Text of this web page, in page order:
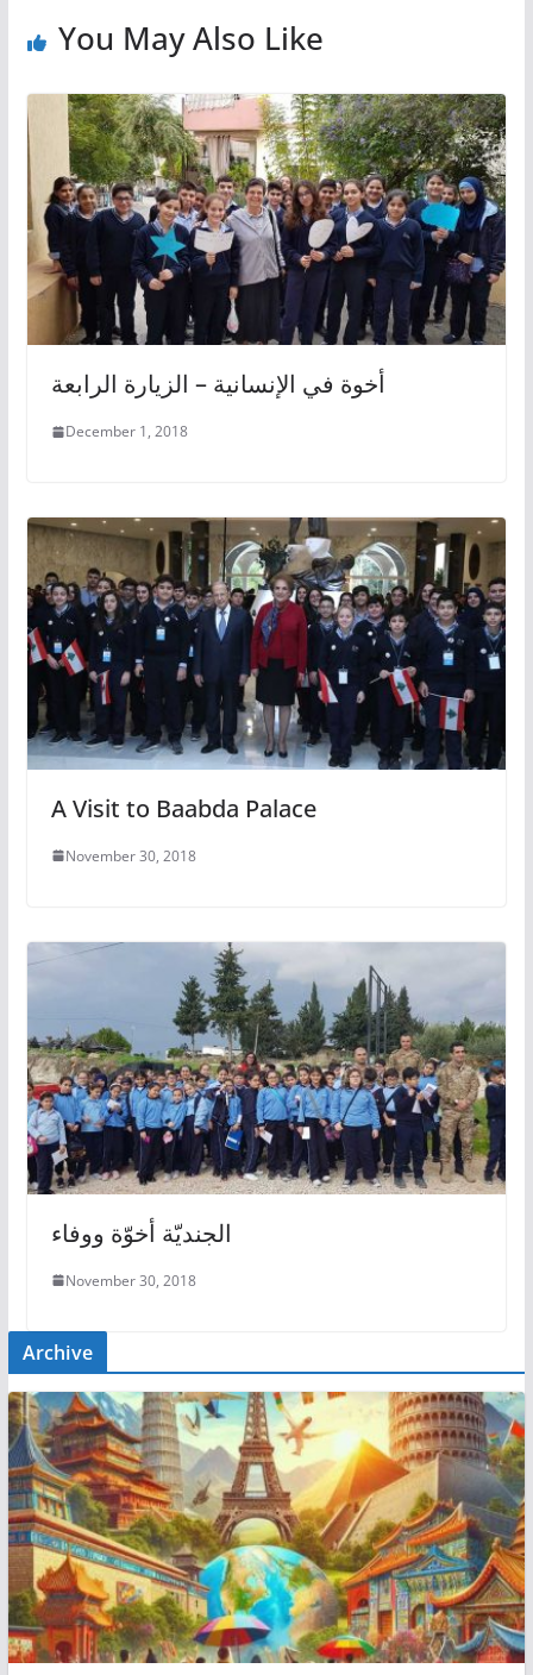
You May Also Like
أخوة في الإنسانية – الزيارة الرابعة
December 1, 2018
A Visit to Baabda Palace
November 30, 2018
الجنديّة أخوّة ووفاء
November 30, 2018
Archive